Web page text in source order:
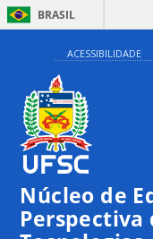
BRASIL
ACESSIBILIDADE
Núcleo de
Perspectiva